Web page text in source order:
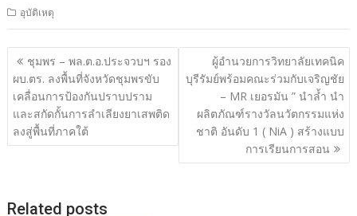
e
b
o
o
k
itt
er
e ar
e
อุบัติเหตุ
แนะแนว
เรื่อง
ชุมพร – พล.ต.อ.ประจวบฯ รอง
ผบ.ตร. ลงพื้นที่จังหวัดชุมพรขับ
เคลื่อนการป้องกันปราบปราม
และสกัดกั้นการลำเลียงยาเสพติด
ลงสู่พื้นที่ภาคใต้
ผู้อำนวยการวิทยาลัยเทคนิค
บุรีรัมย์พร้อมคณะร่วมกับเจริญชัย
– MR เยอรมัน ” นำล้ำ นำ
ผลิตภัณฑ์รางวัลนวัตกรรมแห่ง
ชาติ อันดับ 1 ( NiA ) สร้างแบบ
การเรียนการสอน
Related posts